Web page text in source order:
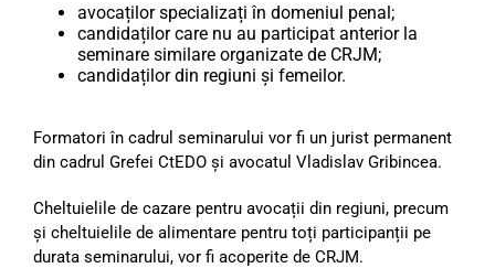
avocaților specializați în domeniul penal;
candidaților care nu au participat anterior la
seminare similare organizate de CRJM;
candidaților din regiuni și femeilor.
Formatori în cadrul seminarului vor fi un jurist permanent
din cadrul Grefei CtEDO și avocatul Vladislav Gribincea.
Cheltuielile de cazare pentru avocații din regiuni, precum
și cheltuielile de alimentare pentru toți participanții pe
durata seminarului, vor fi acoperite de CRJM.